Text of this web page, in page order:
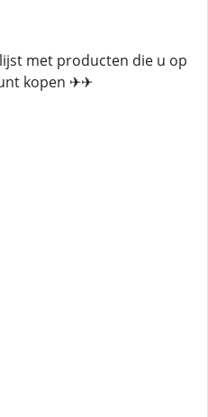
met producten die u op
kopen ✈✈